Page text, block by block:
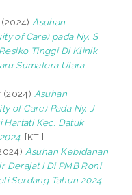
(2024)Asuhan
of Care) pada Ny. S
Tinggi Di Klinik
Sumatera Utara
(2024) Asuhan
of Care) Pada Ny. J
Hartati Kec. Datuk
[KTI]
Asuhan Kebidanan
Derajat I Di PMB Roni
Serdang Tahun 2024.